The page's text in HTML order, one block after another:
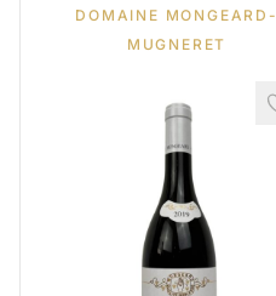
DOMAINE MONGEARD-
MUGNERET